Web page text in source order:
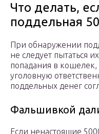
Что делать,
поддельная
При обнаружении
не следует пытаться
попадания в кошелек,
уголовную
поддельных денег
Фальшивкой
Если ненастоящие